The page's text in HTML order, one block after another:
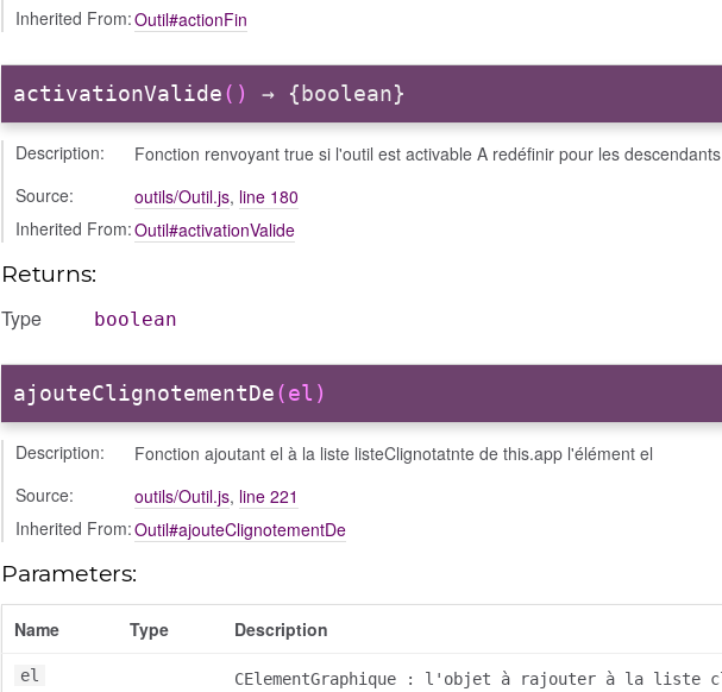
Inherited From:Outil#actionFin
activationValide() → {boolean}
Description:
Fonction renvoyant true si l'outil est activable A redéfinir pour les descendants
Source:
outils/Outil.js, line 180
Inherited From:Outil#activationValide
Returns:
Type boolean
ajouteClignotementDe(el)
Description:
Fonction ajoutant el à la liste listeClignotatnte de this.app l'élément el
Source:
outils/Outil.js, line 221
Inherited From:Outil#ajouteClignotementDe
Parameters:
Name Type Description
el CElementGraphique : l'objet à rajouter à la liste